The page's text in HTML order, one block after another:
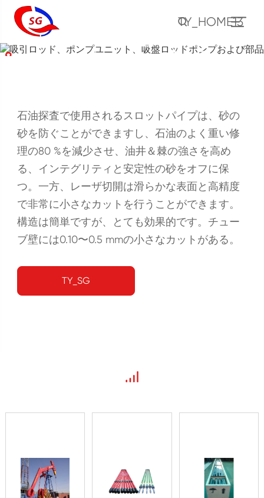
TY_HOME13
吸引ロッド、ポンプユ
ニット、吸盤ロッドポ
ンプおよび部品
石油探査で使用されるスロットパイプは、砂の
砂を防ぐことができますし、石油のよく重い修
理の80 %を減少させ、油井＆棘の強さを高め
る、インテグリティと安定性の砂をオフに保
つ。一方、レーザ切開は滑らかな表面と高精度
で非常に小さなカットを行うことができます。
構造は簡単ですが、とても効果的です。チュー
ブ壁には0.10〜0.5 mmの小さなカットがある。
TY_SG